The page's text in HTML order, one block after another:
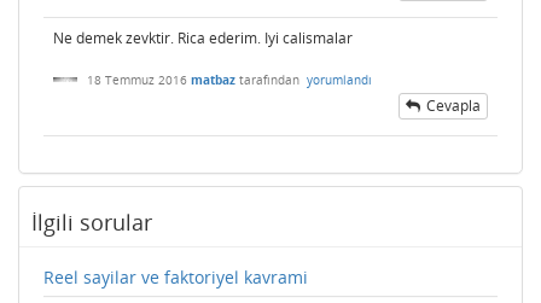
Ne demek zevktir. Rica ederim. Iyi calismalar
18 Temmuz 2016 matbaz tarafından yorumlandı
Cevapla
İlgili sorular
Reel sayilar ve faktoriyel kavrami